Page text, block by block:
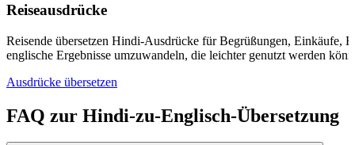
Reiseausdrücke
Reisende übersetzen Hindi-Ausdrücke für Begrüßungen, Einkäufe,
englische Ergebnisse umzuwandeln, die leichter genutzt werden
Ausdrücke übersetzen
FAQ zur Hindi-zu-Englisch-Übersetzung